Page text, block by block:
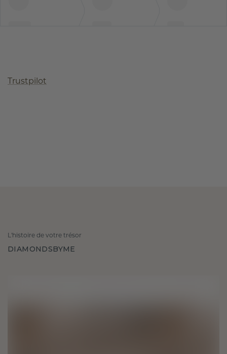
Trustpilot
L'histoire de votre trésor
DIAMONDSBYME